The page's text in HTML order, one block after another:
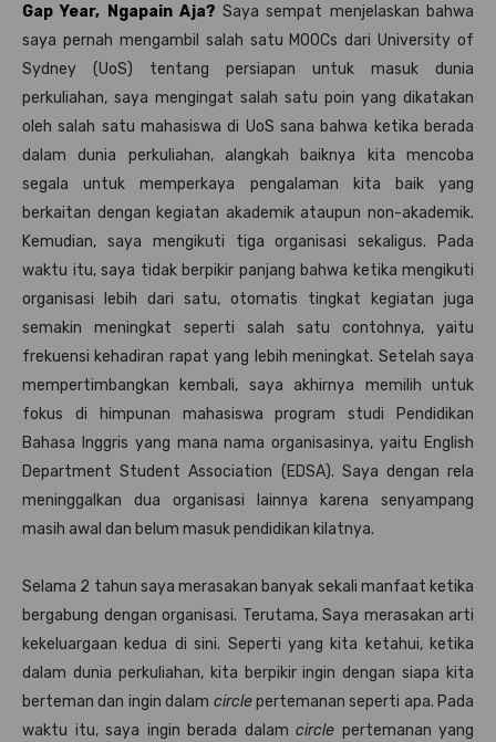
Gap Year, Ngapain Aja? Saya sempat menjelaskan bahwa
saya pernah mengambil salah satu MOOCs dari University of
Sydney (UoS) tentang persiapan untuk masuk dunia
perkuliahan, saya mengingat salah satu poin yang dikatakan
oleh salah satu mahasiswa di UoS sana bahwa ketika berada
dalam dunia perkuliahan, alangkah baiknya kita mencoba
segala untuk memperkaya pengalaman kita baik yang
berkaitan dengan kegiatan akademik ataupun non-akademik.
Kemudian, saya mengikuti tiga organisasi sekaligus. Pada
waktu itu, saya tidak berpikir panjang bahwa ketika mengikuti
organisasi lebih dari satu, otomatis tingkat kegiatan juga
semakin meningkat seperti salah satu contohnya, yaitu
frekuensi kehadiran rapat yang lebih meningkat. Setelah saya
mempertimbangkan kembali, saya akhirnya memilih untuk
fokus di himpunan mahasiswa program studi Pendidikan
Bahasa Inggris yang mana nama organisasinya, yaitu English
Department Student Association (EDSA). Saya dengan rela
meninggalkan dua organisasi lainnya karena senyampang
masih awal dan belum masuk pendidikan kilatnya.
Selama 2 tahun saya merasakan banyak sekali manfaat ketika
bergabung dengan organisasi. Terutama, Saya merasakan arti
kekeluargaan kedua di sini. Seperti yang kita ketahui, ketika
dalam dunia perkuliahan, kita berpikir ingin dengan siapa kita
berteman dan ingin dalam circlepertemanan seperti apa. Pada
waktu itu, saya ingin berada dalam circle pertemanan yang